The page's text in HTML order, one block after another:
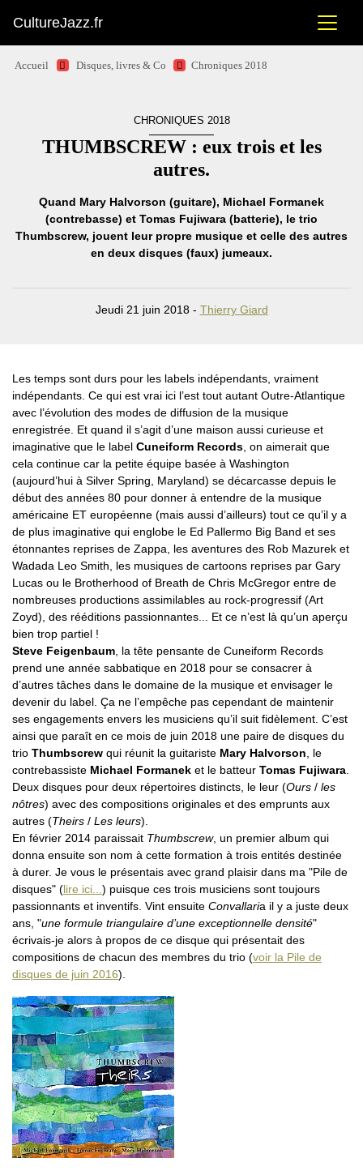
CultureJazz.fr
Accueil Disques, livres & Co Chroniques 2018
CHRONIQUES 2018
THUMBSCREW : eux trois et les
autres.
Quand Mary Halvorson (guitare), Michael Formanek
(contrebasse) et Tomas Fujiwara (batterie), le trio
Thumbscrew, jouent leur propre musique et celle des autres
en deux disques (faux) jumeaux.
Jeudi 21 juin 2018 - Thierry Giard
Les temps sont durs pour les labels indépendants, vraiment
indépendants. Ce qui est vrai ici l’est tout autant Outre-Atlantique
avec l’évolution des modes de diffusion de la musique
enregistrée. Et quand il s’agit d’une maison aussi curieuse et
imaginative que le label Cuneiform Records , on aimerait que
cela continue car la petite équipe basée à Washington
(aujourd’hui à Silver Spring, Maryland) se décarcasse depuis le
début des années 80 pour donner à entendre de la musique
américaine ET européenne (mais aussi d’ailleurs) tout ce qu’il y a
de plus imaginative qui englobe le Ed Pallermo Big Band et ses
étonnantes reprises de Zappa, les aventures des Rob Mazurek et
Wadada Leo Smith, les musiques de cartoons reprises par Gary
Lucas ou le Brotherhood of Breath de Chris McGregor entre de
nombreuses productions assimilables au rock-progressif (Art
Zoyd), des rééditions passionnantes... Et ce n’est là qu’un aperçu
bien trop partiel !
Steve Feigenbaum , la tête pensante de Cuneiform Records
prend une année sabbatique en 2018 pour se consacrer à
d’autres tâches dans le domaine de la musique et envisager le
devenir du label. Ça ne l’empêche pas cependant de maintenir
ses engagements envers les musiciens qu’il suit fidèlement. C’est
ainsi que paraît en ce mois de juin 2018 une paire de disques du
trio Thumbscrew qui réunit la guitariste Mary Halvorson , le
contrebassiste Michael Formanek et le batteur Tomas Fujiwara
Deux disques pour deux répertoires distincts, le leur (Ours / les
nôtres) avec des compositions originales et des emprunts aux
autres (Theirs / Les leurs).
En février 2014 paraissait Thumbscrew, un premier album qui
donna ensuite son nom à cette formation à trois entités destinée
à durer. Je vous le présentais avec grand plaisir dans ma "Pile de
disques" (lire ici... ) puisque ces trois musiciens sont toujours
passionnants et inventifs. Vint ensuite Convallaria il y a juste deux
ans, "une formule triangulaire d’une exceptionnelle densité"
écrivais-je alors à propos de ce disque qui présentait des
compositions de chacun des membres du trio (voir la Pile de
disques de juin 2016).